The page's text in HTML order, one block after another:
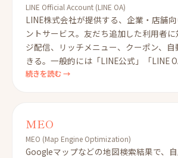
LINE Official Account (LINE OA)
LINE株式会社が提供する、企業・店舗
ントサービス。友だち追加した利用者
ジ配信、リッチメニュー、クーポン、
きる。一般的には「LINE公式」「LINE
続きを読む →
MEO
MEO (Map Engine Optimization)
Googleマップなどの地図検索結果で、